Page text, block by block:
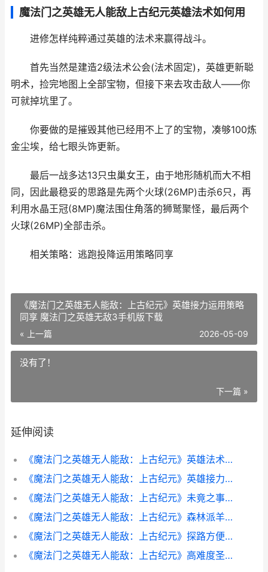
魔法门之英雄无人能敌上古纪元英雄法术如何用
进修怎样纯粹通过英雄的法术来赢得战斗。
首先当然是建造2级法术公会(法术固定)，英雄更新聪
明术，捡完地图上全部宝物，但接下来去攻击敌人——你
可就掉坑里了。
你要做的是摧毁其他已经用不上了的宝物，凑够100炼
金尘埃，给七眼头饰更新。
最后一战多达13只虫巢女王，由于地形随机而大不相
同，因此最稳妥的思路是先两个火球(26MP)击杀6只，再
利用水晶王冠(8MP)魔法围住角落的狮鹫聚怪，最后两个
火球(26MP)全部击杀。
相关策略：逃跑投降运用策略同享
《魔法门之英雄无人能敌：上古纪元》英雄接力运用策略
同享 魔法门之英雄无敌3手机版下载
« 上一篇 2026-05-09
没有了！
下一篇 »
延伸阅读
《魔法门之英雄无人能敌：上古纪元》英雄法术运用策略同享 魔法门之英雄无敌3死亡阴影
《魔法门之英雄无人能敌：上古纪元》英雄接力运用策略同享 魔法门之英雄无敌3手机版下载
《魔法门之英雄无人能敌：上古纪元》未竟之事成就策略同享 魔法门之英雄无敌战争纪元
《魔法门之英雄无人能敌：上古纪元》森林派羊人爆射流方法策略同享 魔法门之英雄无敌上古纪元秘籍
《魔法门之英雄无人能敌：上古纪元》探路方便诀窍同享 魔法门之英雄无敌王朝 官网
《魔法门之英雄无人能敌：上古纪元》高难度圣堂方法策略同享 魔法门之英雄无敌3